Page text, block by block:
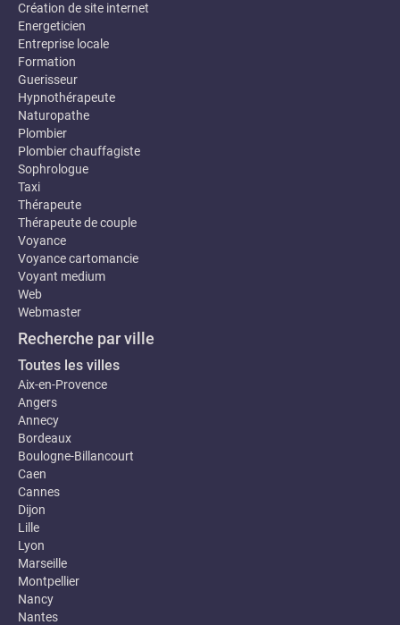
Création de site internet
Energeticien
Entreprise locale
Formation
Guerisseur
Hypnothérapeute
Naturopathe
Plombier
Plombier chauffagiste
Sophrologue
Taxi
Thérapeute
Thérapeute de couple
Voyance
Voyance cartomancie
Voyant medium
Web
Webmaster
Recherche par ville
Toutes les villes
Aix-en-Provence
Angers
Annecy
Bordeaux
Boulogne-Billancourt
Caen
Cannes
Dijon
Lille
Lyon
Marseille
Montpellier
Nancy
Nantes